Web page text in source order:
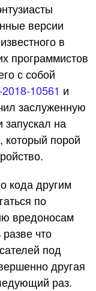
версии
в
программистов
с собой
10561 и
заслуженную
запускал на
который порой
кода другим
по
вредоносам
что
под
другая
раз.